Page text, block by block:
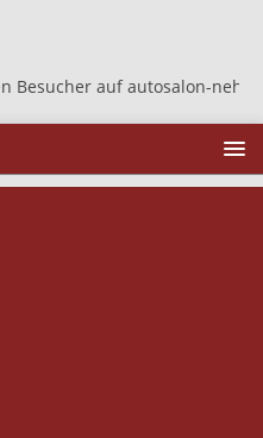
autosalon-neher.de +++